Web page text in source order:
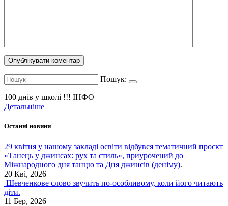
Пошук:
100 днів у школі !!! ІНФО
Детальніше
Останні новини
29 квітня у нашому закладі освіти відбувся тематичний проєкт
«Танець у джинсах: рух та стиль», приурочений до
Міжнародного дня танцю та Дня джинсів (деніму).
20 Кві, 2026
Шевченкове слово звучить по-особливому, коли його читають
діти.
11 Бер, 2026